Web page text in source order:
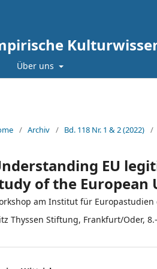
Über uns
/ Archiv / Bd. 118 Nr. 1 & 2 (2022) /
EU
of the European
am Institut für
Thyssen Stiftung, Frankfurt/Oder,